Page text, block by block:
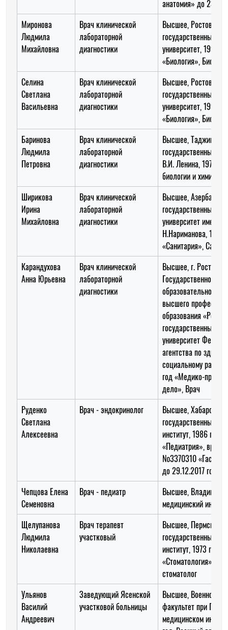
анатомия» до
Миронова
Людмила
Михайловна
Врач клинической
лабораторной
диагностики
Высшее, Ростовский
государственный
университет, 1991
«Биология», Биолог
Селина
Светлана
Васильевна
Врач клинической
лабораторной
диагностики
Высшее, Ростовский
государственный
университет, 1992
«Биология», Биолог
Баринова
Людмила
Петровна
Врач клинической
лабораторной
диагностики
Высшее, Таджикский
государственный
В.И. Ленина, 1970
биологии и химии
Ширикова
Ирина
Михайловна
Врач клинической
лабораторной
диагностики
Высшее,
государственный
университет имени
Н.Нариманова, 1977
«Санитария»,
Карандухова
Анна Юрьевна
Врач клинической
лабораторной
диагностики
Высшее, г. Ростов-
Государственное
образовательное
высшего
образования
государственный
университет
агентства по
социальному
год «Медико-
дело», Врач
Руденко
Светлана
Алексеевна
Врач - эндокринолог
Высшее,
государственный
институт, 1986 год,
«Педиатрия», врач
№3370310
до 29.12.2017 года
Чепцова Елена
Семеновна
Врач - педиатр
Высшее,
медицинский
Щелупанова
Людмила
Николаевна
Врач терапевт
участковый
Высшее, Пермский
государственный
институт, 1973 год,
«Стоматология»,
стоматолог
Ульянов
Василий
Андреевич
Заведующий Ясенской
участковой больницы
Высшее, Военно-
факультет при
медицинском